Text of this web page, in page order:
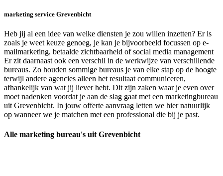
marketing service Grevenbicht
Heb jij al een idee van welke diensten je zou willen inzetten? Er is
zoals je weet keuze genoeg, je kan je bijvoorbeeld focussen op e-
mailmarketing, betaalde zichtbaarheid of social media management
Er zit daarnaast ook een verschil in de werkwijze van verschillende
bureaus. Zo houden sommige bureaus je van elke stap op de hoogte
terwijl andere agencies alleen het resultaat communiceren,
afhankelijk van wat jij liever hebt. Dit zijn zaken waar je even over
moet nadenken voordat je aan de slag gaat met een marketingbureau
uit Grevenbicht. In jouw offerte aanvraag letten we hier natuurlijk
op wanneer we je matchen met een professional die bij je past.
Alle marketing bureau's uit Grevenbicht